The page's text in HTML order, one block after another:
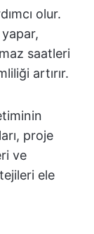
olur.
saatleri
artırır.
proje
ve
ele